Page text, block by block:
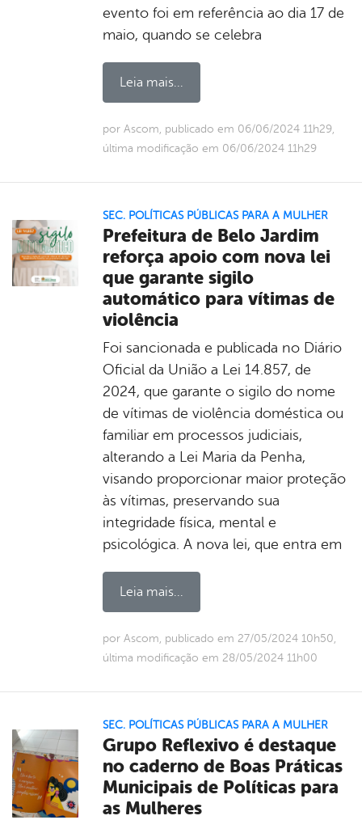
evento foi em referência ao dia 17 de
maio, quando se celebra
Leia mais...
por Ascom, publicado em 06/06/2024 11h29,
última modificação em 06/06/2024 11h29
SEC. POLÍTICAS PÚBLICAS PARA A MULHER
Prefeitura de Belo Jardim
reforça apoio com nova lei
que garante sigilo
automático para vítimas de
violência
Foi sancionada e publicada no Diário
Oficial da União a Lei 14.857, de
2024, que garante o sigilo do nome
de vítimas de violência doméstica ou
familiar em processos judiciais,
alterando a Lei Maria da Penha,
visando proporcionar maior proteção
às vítimas, preservando sua
integridade física, mental e
psicológica. A nova lei, que entra em
Leia mais...
por Ascom, publicado em 27/05/2024 10h50,
última modificação em 28/05/2024 11h00
SEC. POLÍTICAS PÚBLICAS PARA A MULHER
Grupo Reflexivo é destaque
no caderno de Boas Práticas
Municipais de Políticas para
as Mulheres